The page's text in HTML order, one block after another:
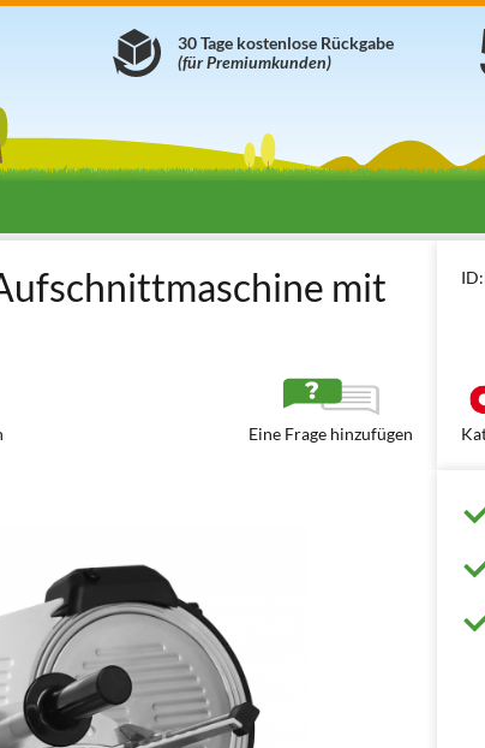
30 Tage kostenlose Rückgabe
(für Premiumkunden)
mit
Eine Frage hinzufügen
ID: